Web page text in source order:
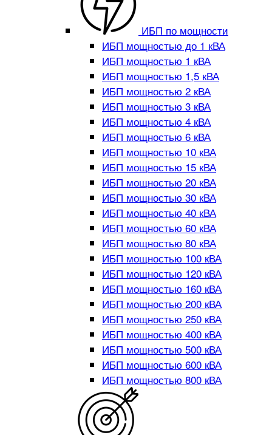
ИБП по мощности
ИБП мощностью до 1 кВА
ИБП мощностью 1 кВА
ИБП мощностью 1,5 кВА
ИБП мощностью 2 кВА
ИБП мощностью 3 кВА
ИБП мощностью 4 кВА
ИБП мощностью 6 кВА
ИБП мощностью 10 кВА
ИБП мощностью 15 кВА
ИБП мощностью 20 кВА
ИБП мощностью 30 кВА
ИБП мощностью 40 кВА
ИБП мощностью 60 кВА
ИБП мощностью 80 кВА
ИБП мощностью 100 кВА
ИБП мощностью 120 кВА
ИБП мощностью 160 кВА
ИБП мощностью 200 кВА
ИБП мощностью 250 кВА
ИБП мощностью 400 кВА
ИБП мощностью 500 кВА
ИБП мощностью 600 кВА
ИБП мощностью 800 кВА